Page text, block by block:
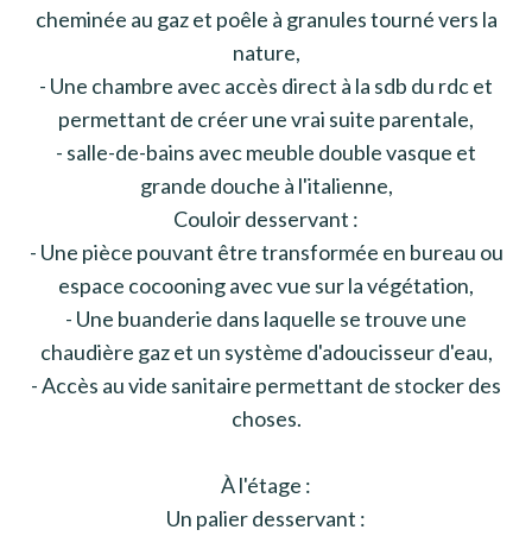
cheminée au gaz et poêle à granules tourné vers la
nature,
- Une chambre avec accès direct à la sdb du rdc et
permettant de créer une vrai suite parentale,
- salle-de-bains avec meuble double vasque et
grande douche à l'italienne,
Couloir desservant :
- Une pièce pouvant être transformée en bureau ou
espace cocooning avec vue sur la végétation,
- Une buanderie dans laquelle se trouve une
chaudière gaz et un système d'adoucisseur d'eau,
- Accès au vide sanitaire permettant de stocker des
choses.
À l'étage :
Un palier desservant :